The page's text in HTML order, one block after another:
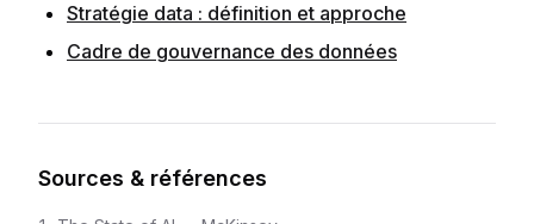
Stratégie data : définition et approche
Cadre de gouvernance des données
Sources & références